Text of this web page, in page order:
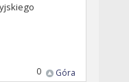
Góra
0